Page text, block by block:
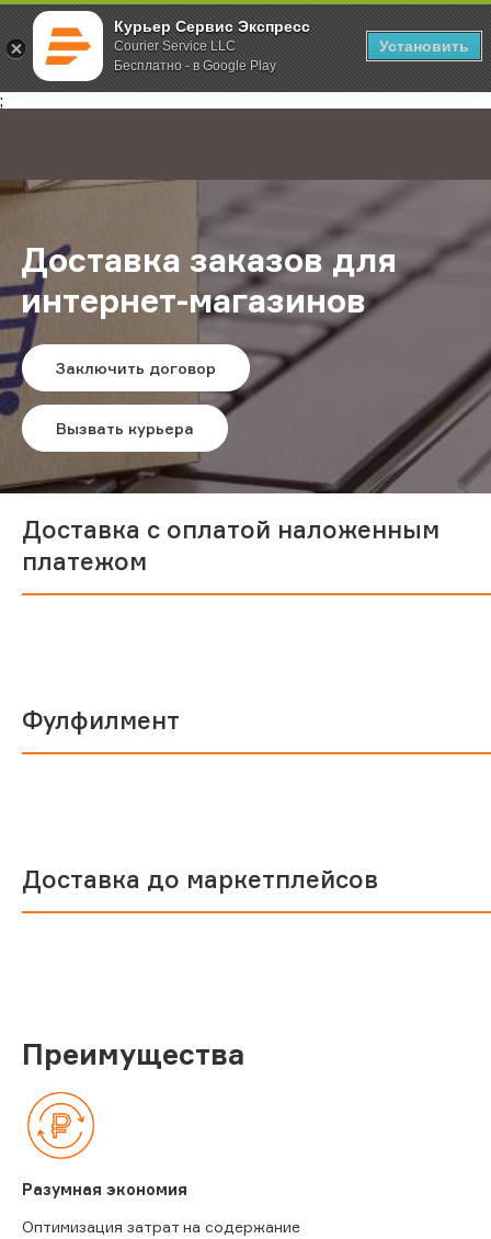
Курьер Сервис Экспресс
Courier Service LLC
Бесплатно - в Google Play
Установить
;
Главная Услуги Доставка заказов для интернет-магазинов
Доставка заказов для
интернет-магазинов
Заключить договор
Вызвать курьера
Доставка с оплатой наложенным
платежом
Фулфилмент
Доставка до маркетплейсов
Преимущества
Разумная экономия
Оптимизация затрат на содержание